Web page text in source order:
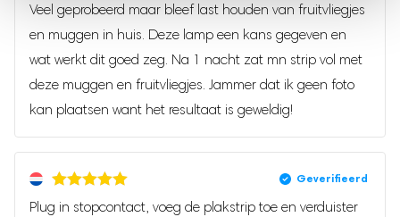
zodra ze op het licht afkomen.
✓ Geen geknetter of schokken – ideaal voor gevoelige
slapers of babykamers
✓ Zo kun jij (en je kinderen) eindelijk ongestoord doorslapen,
Geavanceerde UV-LED technologie –
wetenschappelijk onderbouwd
Veel geprobeerd maar bleef last houden van fruitvliegjes
en muggen in huis. Deze lamp een kans gegeven en
wat werkt dit goed zeg. Na 1 nacht zat mn strip vol met
deze muggen en fruitvliegjes. Jammer dat ik geen foto
kan plaatsen want het resultaat is geweldig!
Plug in stopcontact, voeg de plakstrip toe en verduister
zijn gemarkeerd met
Je waardering